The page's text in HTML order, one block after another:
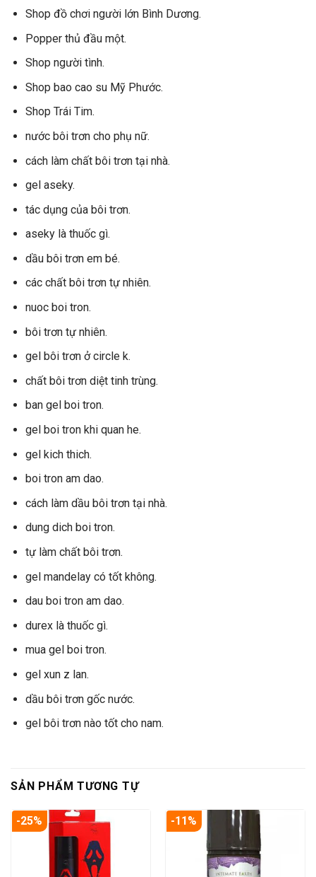
Shop đồ chơi người lớn Bình Dương.
Popper thủ đầu một.
Shop người tình.
Shop bao cao su Mỹ Phước.
Shop Trái Tim.
nước bôi trơn cho phụ nữ.
cách làm chất bôi trơn tại nhà.
gel aseky.
tác dụng của bôi trơn.
aseky là thuốc gì.
dầu bôi trơn em bé.
các chất bôi trơn tự nhiên.
nuoc boi tron.
bôi trơn tự nhiên.
gel bôi trơn ở circle k.
chất bôi trơn diệt tinh trùng.
ban gel boi tron.
gel boi tron khi quan he.
gel kich thich.
boi tron am dao.
cách làm dầu bôi trơn tại nhà.
dung dich boi tron.
tự làm chất bôi trơn.
gel mandelay có tốt không.
dau boi tron am dao.
durex là thuốc gì.
mua gel boi tron.
gel xun z lan.
dầu bôi trơn gốc nước.
gel bôi trơn nào tốt cho nam.
SẢN PHẨM TƯƠNG TỰ
-25% -11%